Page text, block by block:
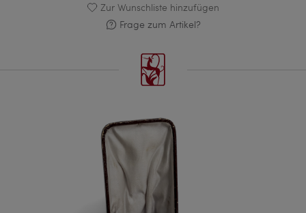
Zur Wunschliste hinzufügen
Frage zum Artikel?